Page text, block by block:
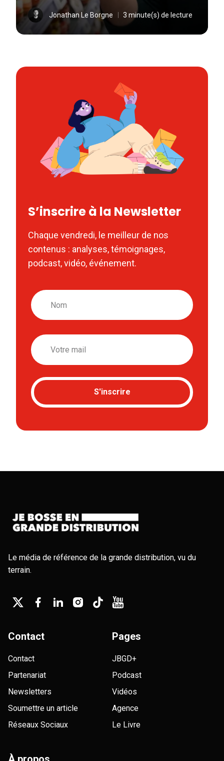
Jonathan Le Borgne 3 minute(s) de lecture
S’inscrire à la Newsletter
Chaque vendredi, le meilleur de nos
contenus : analyses, témoignages,
podcast, vidéo, événement.
Nom
Email
S'inscrire
Le média de référence de la grande distribution, vu du
terrain.
Contact
Contact
Partenariat
Newsletters
Soumettre un article
Réseaux Sociaux
Pages
JBGD+
Podcast
Vidéos
Agence
Le Livre